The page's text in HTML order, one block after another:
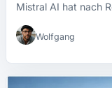
Mistral AI hat nach
Wolfgang